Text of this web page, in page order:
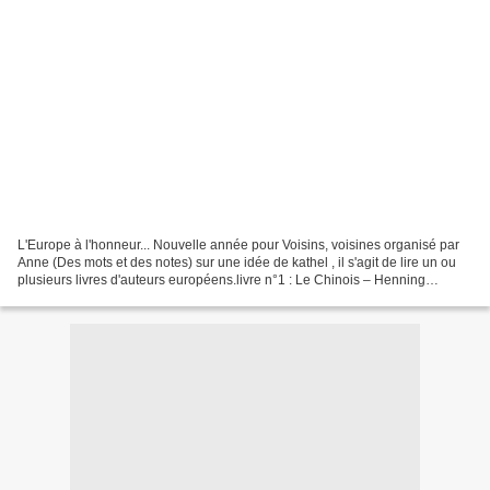
L'Europe à l'honneur... Nouvelle année pour Voisins, voisines organisé par
Anne (Des mots et des notes) sur une idée de kathel , il s'agit de lire un ou
plusieurs livres d'auteurs européens.livre n°1 : Le Chinois – Henning